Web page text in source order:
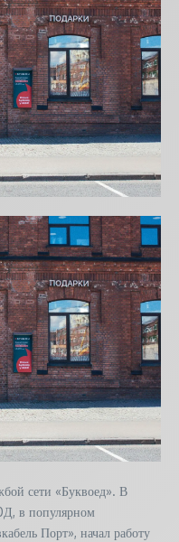
сети «Буквоед». В
в популярном
Порт», начал работу